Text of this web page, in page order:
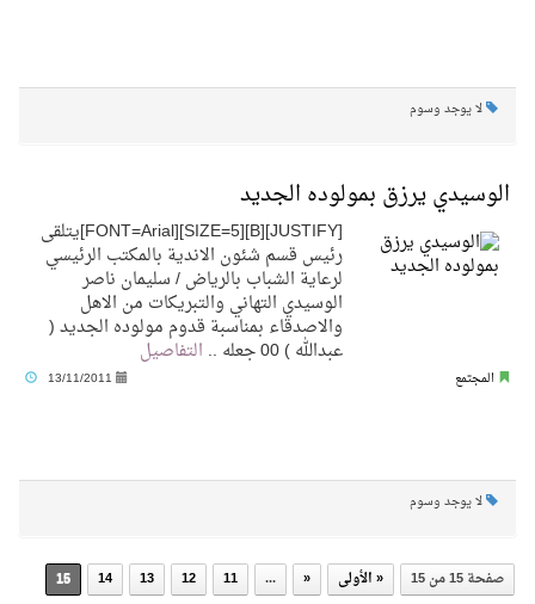
لا يوجد وسوم
الوسيدي يرزق بمولوده الجديد
[JUSTIFY][B][SIZE=5][FONT=Arial]يتلقى
رئيس قسم شئون الاندية بالمكتب الرئيسي
لرعاية الشباب بالرياض / سليمان ناصر
الوسيدي التهاني والتبريكات من الاهل
والاصدقاء بمناسبة قدوم مولوده الجديد (
عبدالله ) 00 جعله .. التفاصيل
المجتمع 13/11/2011
لا يوجد وسوم
صفحة 15 من 15 « الأولى «
...
11
12
13
14
15